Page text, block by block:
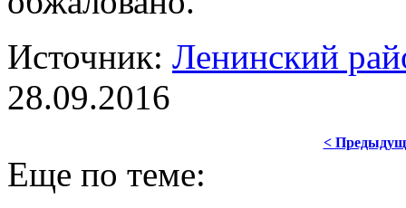
Источник: Ленинский
28.09.2016
<
Еще по теме: